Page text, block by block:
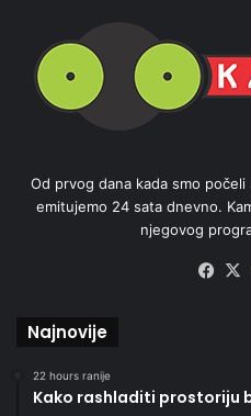
Od prvog dana kada smo
emitujemo 24 sata dnevno.
njegovog
Najnovije
22 hours ranije
Kako rashladiti prostoriju